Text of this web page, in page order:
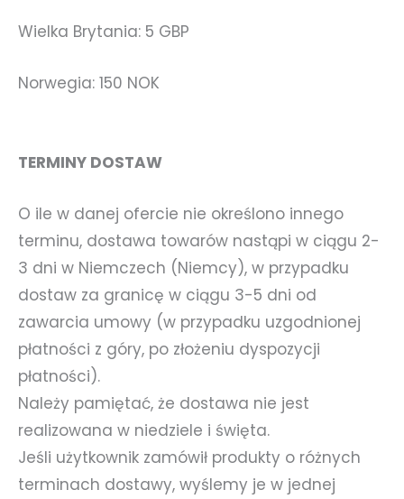
Wielka Brytania: 5 GBP
Norwegia: 150 NOK
TERMINY DOSTAW
O ile w danej ofercie nie określono innego
terminu, dostawa towarów nastąpi w ciągu 2-
3 dni w Niemczech (Niemcy), w przypadku
dostaw za granicę w ciągu 3-5 dni od
zawarcia umowy (w przypadku uzgodnionej
płatności z góry, po złożeniu dyspozycji
płatności).
Należy pamiętać, że dostawa nie jest
realizowana w niedziele i święta.
Jeśli użytkownik zamówił produkty o różnych
terminach dostawy, wyślemy je w jednej